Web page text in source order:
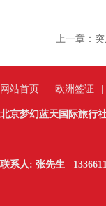
上一章：
网站首页 欧洲签证
北京梦幻蓝天国际旅行
联系人: 张先生